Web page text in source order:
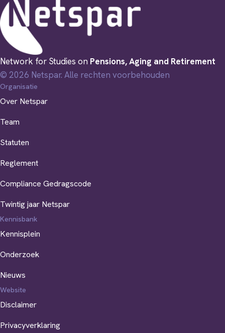
Network for Studies on Pensions, Aging and Retirement
© 2026 Netspar. Alle rechten voorbehouden
Organisatie
Over Netspar
Team
Statuten
Reglement
Compliance Gedragscode
Twintig jaar Netspar
Kennisbank
Kennisplein
Onderzoek
Nieuws
Website
Disclaimer
Privacyverklaring